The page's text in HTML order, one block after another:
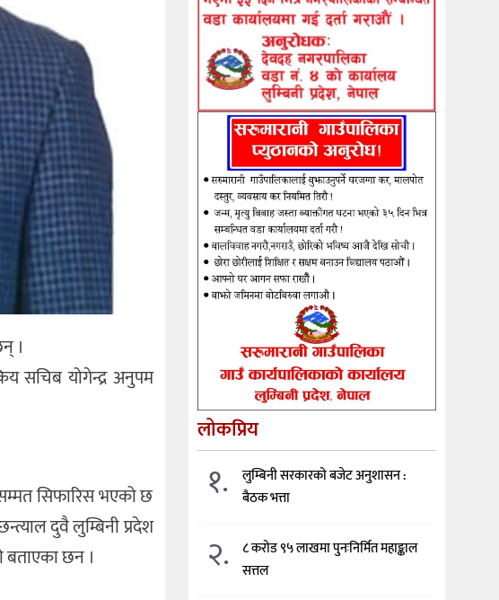
।
सचिब योगेन्द्र अनुपम
सिफारिस भएको छ
दुवै लुम्बिनी प्रदेश
बताएका छन ।
लोकप्रिय
१.
लुम्बिनी सरकारको बजेट अनुशासन :
बैठक भत्ता
२.
८ करोड ९५ लाखमा पुनःनिर्मित महाङ्काल
सत्तल